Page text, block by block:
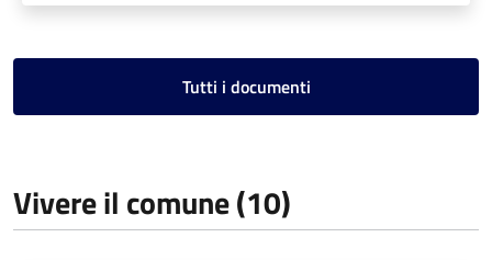
Tutti i documenti
Vivere il comune (10)